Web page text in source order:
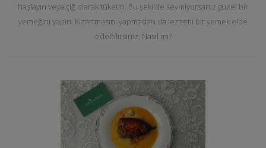
haşlayın veya çiğ olarak tüketin. Bu şekilde sevmiyorsanız güzel bir
yemeğini yapın. Kızartmasını yapmadan da lezzetli bir yemek elde
edebilirsiniz. Nasıl mı?